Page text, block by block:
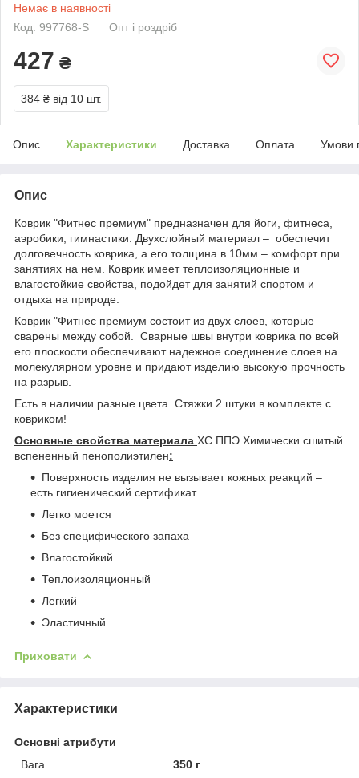
Немає в наявності
Код: 997768-S
Опт і роздріб
427 ₴
384 ₴ від 10 шт.
Опис Характеристики Доставка Оплата Умови
Опис
Коврик "Фитнес премиум" предназначен для йоги, фитнеса,
аэробики, гимнастики. Двухслойный материал – обеспечит
долговечность коврика, а его толщина в 10мм – комфорт при
занятиях на нем. Коврик имеет теплоизоляционные и
влагостойкие свойства, подойдет для занятий спортом и
отдыха на природе.
Коврик "Фитнес премиум состоит из двух слоев, которые
сварены между собой. Сварные швы внутри коврика по всей
его плоскости обеспечивают надежное соединение слоев на
молекулярном уровне и придают изделию высокую прочность
на разрыв.
Есть в наличии разные цвета. Стяжки 2 штуки в комплекте с
ковриком!
Основные свойства материала ХС ППЭ Химически сшитый
вспененный пенополиэтилен:
Поверхность изделия не вызывает кожных реакций –
есть гигиенический сертификат
Легко моется
Без специфического запаха
Влагостойкий
Теплоизоляционный
Легкий
Эластичный
Приховати
Характеристики
Основні атрибути
Вага
350 г